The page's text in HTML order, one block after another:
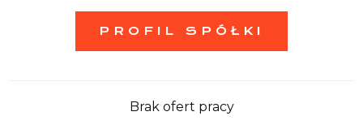
PROFIL SPÓŁKI
Brak ofert pracy